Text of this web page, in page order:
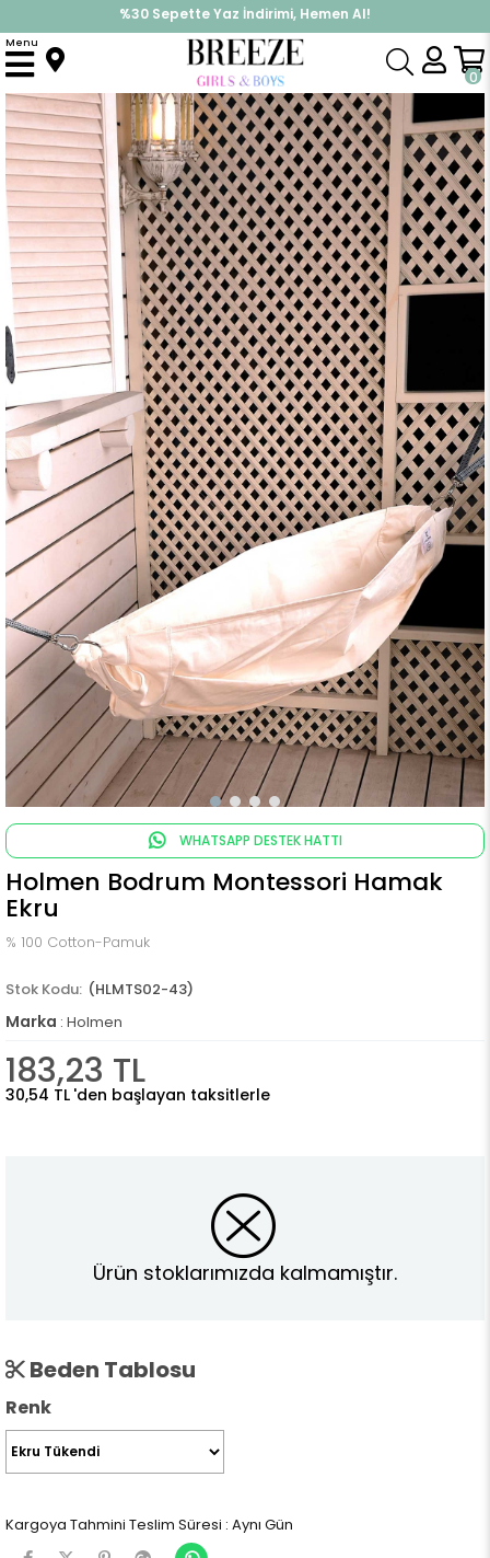
%30 Sepette Yaz İndirimi, Hemen Al!
İndirimlere ek %10 İndirimi Kap, Hemen Üye Ol!
0
Menu
Anasayfa Salıncak & Hamak
WHATSAPP DESTEK HATTI
Holmen Bodrum Montessori Hamak
Ekru
% 100 Cotton-Pamuk
(HLMTS02-43)
Marka : Holmen
183,23 TL
30,54 TL 'den başlayan taksitlerle
Ürün stoklarımızda kalmamıştır.
Beden Tablosu
Renk
Kargoya Tahmini Teslim Süresi : Aynı Gün